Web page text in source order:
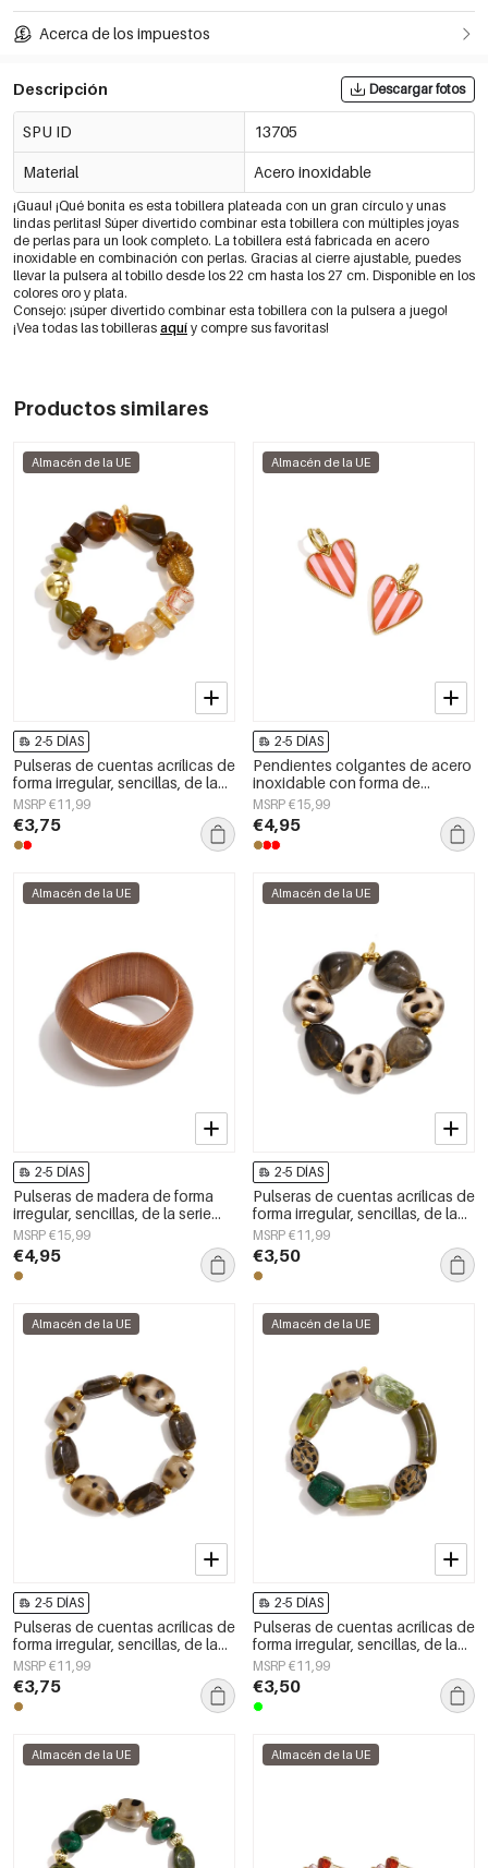
Acerca de los impuestos
Descripción Descargar fotos
SPU ID 13705
Material Acero inoxidable
¡Guau! ¡Qué bonita es esta tobillera plateada con un gran círculo y unas
lindas perlitas! Súper divertido combinar esta tobillera con múltiples joyas
de perlas para un look completo. La tobillera está fabricada en acero
inoxidable en combinación con perlas. Gracias al cierre ajustable, puedes
llevar la pulsera al tobillo desde los 22 cm hasta los 27 cm. Disponible en los
colores oro y plata.
Consejo: ¡súper divertido combinar esta tobillera con la pulsera a juego!
¡Vea todas las tobilleras aquí y compre sus favoritas!
Productos similares
Almacén de la UE
2-5 DÍAS
Pulseras de cuentas acrílicas de
forma irregular, sencillas, de la
serie Simple Daily, joyería para
mujer
MSRP €11,99
€3,75
Almacén de la UE
2-5 DÍAS
Pendientes colgantes de acero
inoxidable con forma de
corazón, sencillos, de la serie
Daily Simple, joyería para mujer.
MSRP €15,99
€4,95
Almacén de la UE
2-5 DÍAS
Pulseras de madera de forma
irregular, sencillas, de la serie
Simple Daily, joyería para mujer
MSRP €15,99
€4,95
Almacén de la UE
2-5 DÍAS
Pulseras de cuentas acrílicas de
forma irregular, sencillas, de la
serie Simple Daily, joyería para
mujer
MSRP €11,99
€3,50
Almacén de la UE
2-5 DÍAS
Pulseras de cuentas acrílicas de
forma irregular, sencillas, de la
serie Simple Daily, joyería para
mujer
MSRP €11,99
€3,75
Almacén de la UE
2-5 DÍAS
Pulseras de cuentas acrílicas de
forma irregular, sencillas, de la
serie Simple Daily, joyería para
mujer
MSRP €11,99
€3,50
Almacén de la UE Almacén de la UE